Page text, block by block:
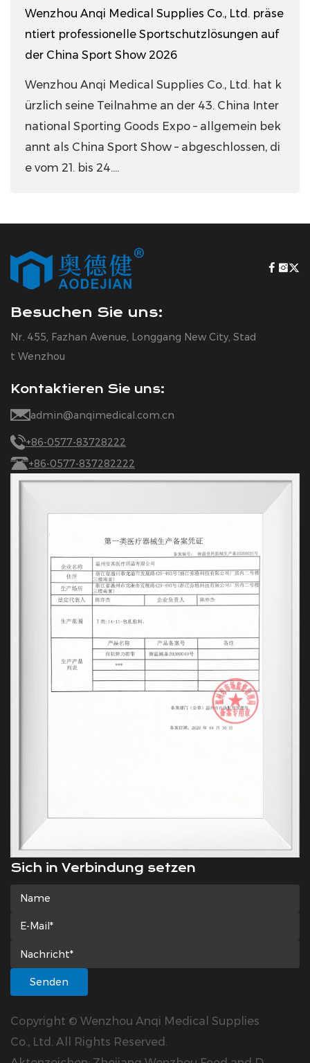
Ltd. präse
auf
Ltd. hat k
Inter
bek
di
Baumwoll-Sportband –
und Benutzerüberlegungen
Welche Material- und
eichnen Baumwoll-Sporttape aus? Sportband
aus Baumwolle besteht aus einem gewebten
Baumwollstoffträger, der mit einem
pfindlichen Kleber ...
Besuchen Sie uns:
Nr. 455, Fazhan Avenue, Longgang New City, Stad
t Wenzhou
Kontaktieren Sie uns:
admin@anqimedical.com.cn
+86-0577-83728222
+86-0577-837282222
Sich in Verbindung setzen
Copyright © Wenzhou Anqi Medical Supplies
Co., Ltd. All Rights Reserved.